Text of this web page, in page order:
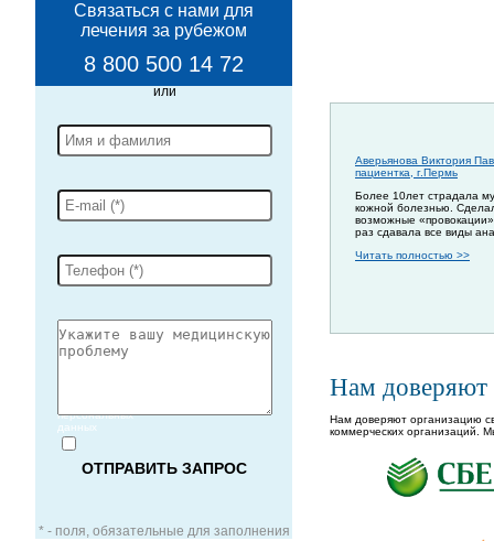
Связаться с нами для
лечения за рубежом
8 800 500 14 72
персональных
данных
* - поля, обязательные для заполнения
Аверьянова Виктория
пациентка, г.Пермь
Более 10лет страдала
кожной болезнью.
возможные
раз сдавала все виды
Читать полностью >>
Нам доверяют
Нам доверяют организацию
коммерческих организаций.